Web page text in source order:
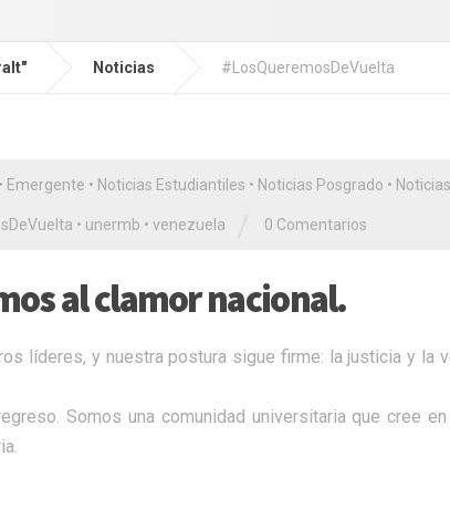
Noticias ​#LosQueremosDeVuelta
• Emergente • Noticias Estudiantiles • Noticias Posgrado • Noticias
• unermb • venezuela 0 Comentarios
al clamor nacional.
líderes, y nuestra postura sigue firme: la justicia y la
Somos una comunidad universitaria que cree